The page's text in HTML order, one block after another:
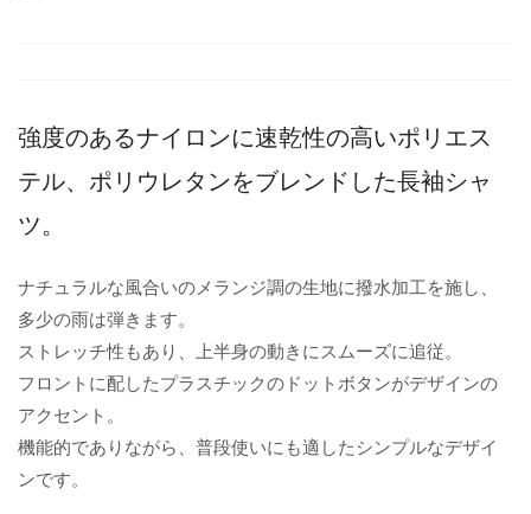
強度のあるナイロンに速乾性の高いポリエス
テル、ポリウレタンをブレンドした長袖シャ
ツ。
ナチュラルな風合いのメランジ調の生地に撥水加工を施し、
多少の雨は弾きます。
ストレッチ性もあり、上半身の動きにスムーズに追従。
フロントに配したプラスチックのドットボタンがデザインの
アクセント。
機能的でありながら、普段使いにも適したシンプルなデザイ
ンです。